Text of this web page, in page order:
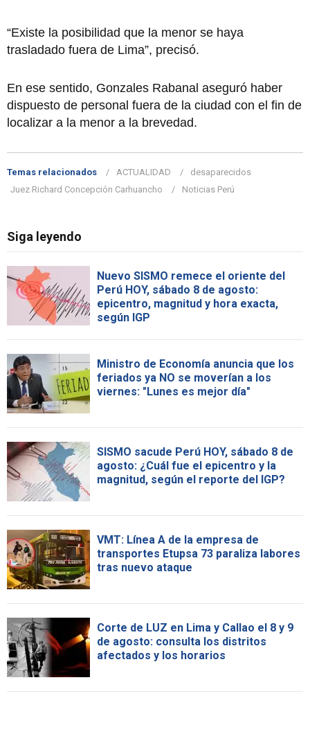
“Existe la posibilidad que la menor se haya
trasladado fuera de Lima”, precisó.
En ese sentido, Gonzales Rabanal aseguró haber
dispuesto de personal fuera de la ciudad con el fin de
localizar a la menor a la brevedad.
Temas relacionados ACTUALIDAD
desaparecidos
Juez Richard Concepción Carhuancho
Noticias Perú
Siga leyendo
Nuevo SISMO remece el oriente del
Perú HOY, sábado 8 de agosto:
epicentro, magnitud y hora exacta,
según IGP
Ministro de Economía anuncia que los
feriados ya NO se moverían a los
viernes: "Lunes es mejor día"
SISMO sacude Perú HOY, sábado 8 de
agosto: ¿Cuál fue el epicentro y la
magnitud, según el reporte del IGP?
VMT: Línea A de la empresa de
transportes Etupsa 73 paraliza labores
tras nuevo ataque
Corte de LUZ en Lima y Callao el 8 y 9
de agosto: consulta los distritos
afectados y los horarios